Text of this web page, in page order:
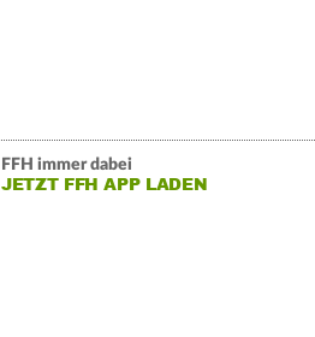
FFH immer dabei
JETZT FFH APP LADEN